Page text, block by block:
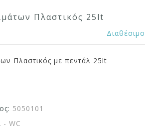
Πλαστικός 25lt
Διαθέσιμο
Πλαστικός με πεντάλ 25lt
5050101
- WC